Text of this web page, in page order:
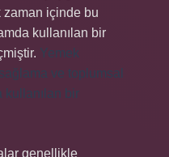
zaman içinde bu
kullanılan bir
Yemek
ve toplumsal
kullanılan bir
genellikle